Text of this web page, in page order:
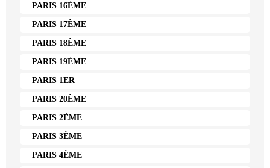
PARIS 16ÈME
PARIS 17ÈME
PARIS 18ÈME
PARIS 19ÈME
PARIS 1ER
PARIS 20ÈME
PARIS 2ÈME
PARIS 3ÈME
PARIS 4ÈME